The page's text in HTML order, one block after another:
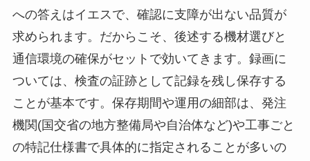
への答えはイエスで、確認に支障が出ない品質が
求められます。だからこそ、後述する機材選びと
通信環境の確保がセットで効いてきます。録画に
ついては、検査の証跡として記録を残し保存する
ことが基本です。保存期間や運用の細部は、発注
機関(国交省の地方整備局や自治体など)や工事ごと
の特記仕様書で具体的に指定されることが多いの